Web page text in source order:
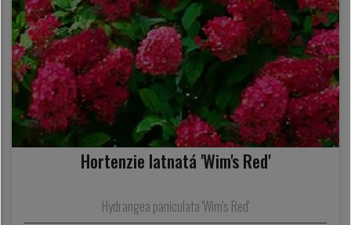
Hortenzie latnatá 'Wim's Red'
Hydrangea paniculata 'Wim's Red'